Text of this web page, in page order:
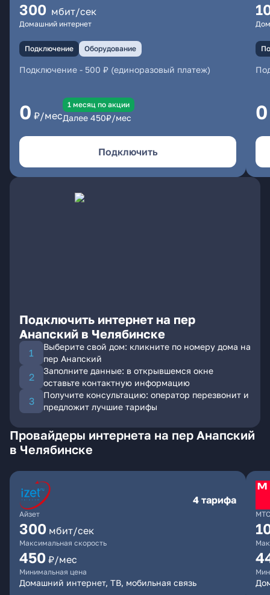
300 мбит/сек
Домашний интернет
Подключение Оборудование
Подключение - 500 ₽ (единоразовый платеж)
0 ₽/мес
1 месяц по акции
Далее 450₽/мес
Подключить
0
Подключить интернет на пер
Анапский в Челябинске
Выберите свой дом: кликните по номеру дома на
пер Анапский
Заполните данные: в открывшемся окне
оставьте контактную информацию
Получите консультацию: оператор перезвонит и
предложит лучшие тарифы
Провайдеры интернета на пер Анапский
в Челябинске
Айзет
4 тарифа
300 мбит/сек
Максимальная скорость
450 ₽/мес
Минимальная цена
Домашний интернет, ТВ, мобильная связь
МТС